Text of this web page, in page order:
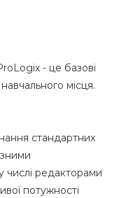
- це базові
місця.
стандартних
редакторами
потужності